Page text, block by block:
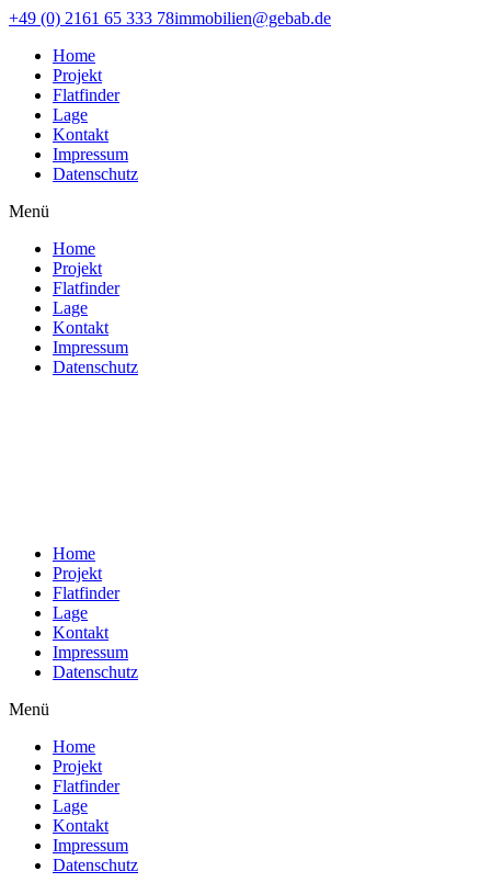
Skip
content
+49 (0) 2161 65 333 78immobilien@gebab.de
Home
Projekt
Flatfinder
Lage
Kontakt
Impressum
Datenschutz
Menü
Home
Projekt
Flatfinder
Lage
Kontakt
Impressum
Datenschutz
Home
Projekt
Flatfinder
Lage
Kontakt
Impressum
Datenschutz
Menü
Home
Projekt
Flatfinder
Lage
Kontakt
Impressum
Datenschutz